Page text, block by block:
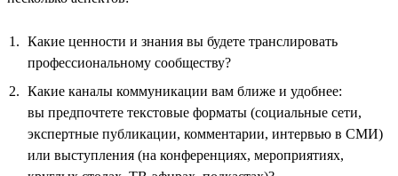
Какие ценности и знания вы будете транслировать
профессиональному сообществу?
Какие каналы коммуникации вам ближе и удобнее:
вы предпочтете текстовые форматы (социальные сети,
экспертные публикации, комментарии, интервью в СМИ)
или выступления (на конференциях, мероприятиях,